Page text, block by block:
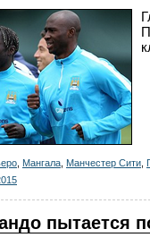
Мангала Манчестер Сити
пытается